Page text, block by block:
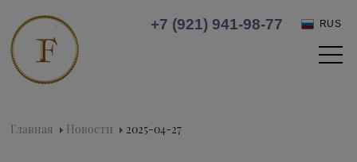
+7 (921) 941-98-77 RUS
Главная Новости 2025-04-27